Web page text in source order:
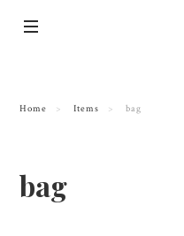
Home Items bag
bag